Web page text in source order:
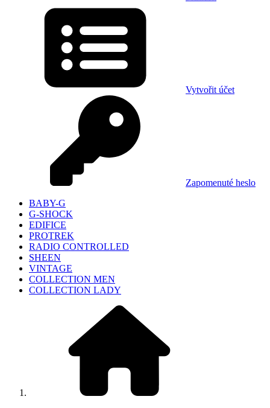
Vytvořit účet
Zapomenuté heslo
BABY-G
G-SHOCK
EDIFICE
PROTREK
RADIO CONTROLLED
SHEEN
VINTAGE
COLLECTION MEN
COLLECTION LADY